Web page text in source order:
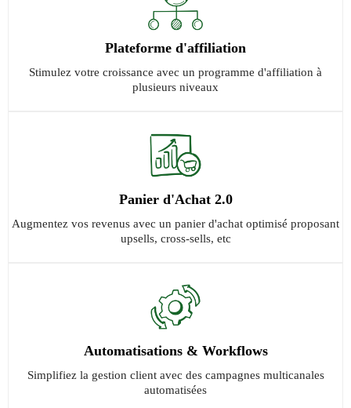
Plateforme d'affiliation
Stimulez votre croissance avec un programme d'affiliation à
plusieurs niveaux
Panier d'Achat 2.0
Augmentez vos revenus avec un panier d'achat optimisé proposant
upsells, cross-sells, etc
Automatisations & Workflows
Simplifiez la gestion client avec des campagnes multicanales
automatisées